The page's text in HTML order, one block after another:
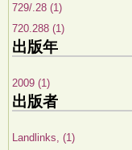
729/.28 (1)
720.288 (1)
出版年
2009 (1)
出版者
Landlinks, (1)